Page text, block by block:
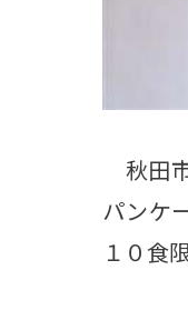
秋田
パンケ
１０食